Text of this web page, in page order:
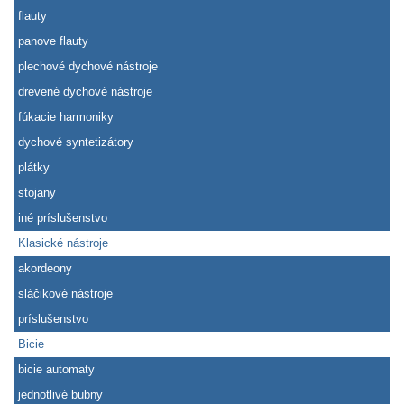
flauty
panove flauty
plechové dychové nástroje
drevené dychové nástroje
fúkacie harmoniky
dychové syntetizátory
plátky
stojany
iné príslušenstvo
Klasické nástroje
akordeony
sláčikové nástroje
príslušenstvo
Bicie
bicie automaty
jednotlivé bubny